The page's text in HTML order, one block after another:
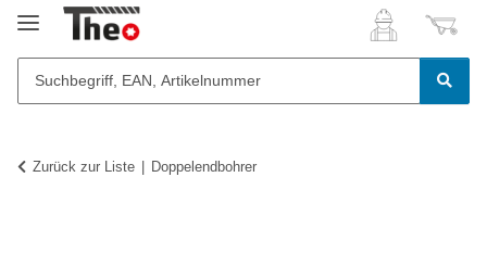
Zurück zur Liste Doppelendbohrer